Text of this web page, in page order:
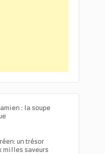
: la soupe
un trésor
milles saveurs